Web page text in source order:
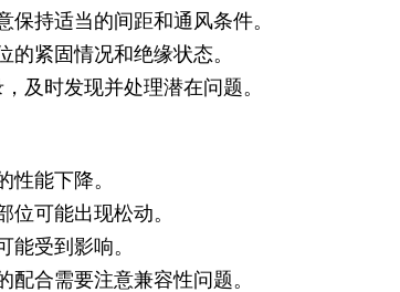
保持适当的间距和通风条件。
的紧固情况和绝缘状态。
及时发现并处理潜在问题。
性能下降。
位可能出现松动。
能受到影响。
配合需要注意兼容性问题。